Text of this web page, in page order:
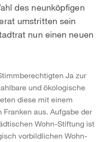
des neunköpfigen
umstritten sein
nun einen neuen
Ja zur
und ökologische
diese mit einem
aus. Aufgabe der
Wohn-Stiftung ist
vorbildlichen Wohn-